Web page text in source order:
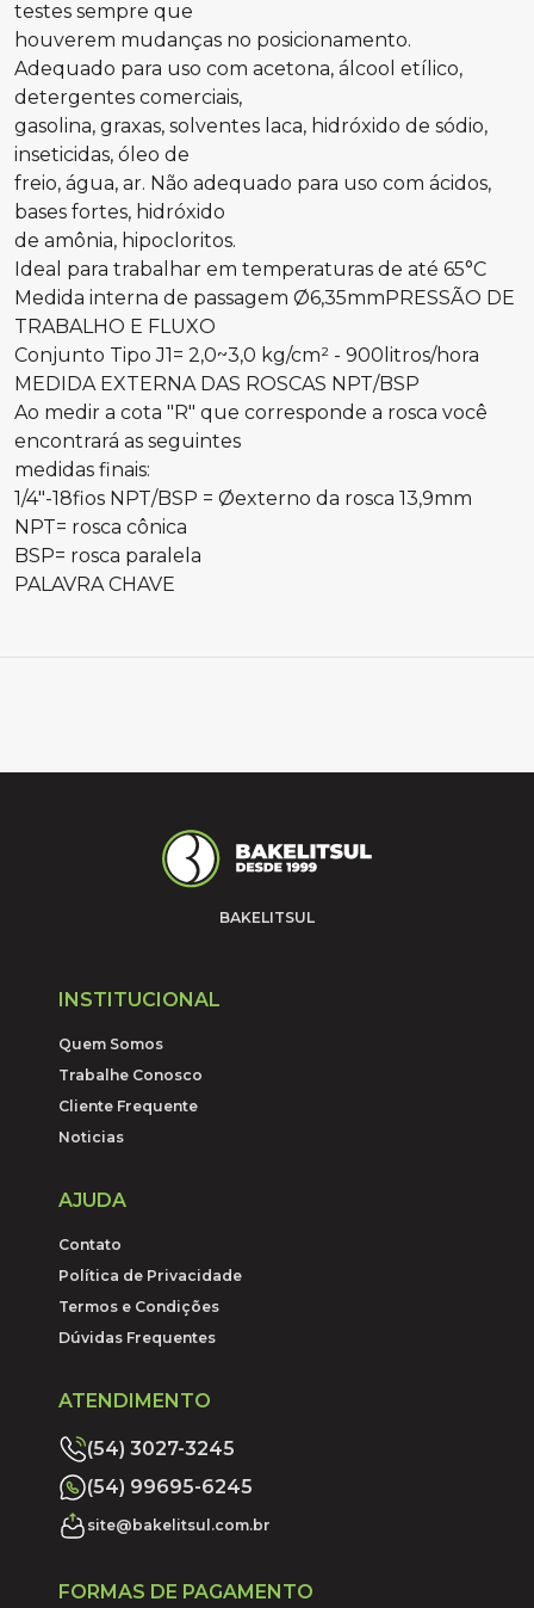
testes sempre que
houverem mudanças no posicionamento.
Adequado para uso com acetona, álcool etílico,
detergentes comerciais,
gasolina, graxas, solventes laca, hidróxido de sódio,
inseticidas, óleo de
freio, água, ar. Não adequado para uso com ácidos,
bases fortes, hidróxido
de amônia, hipocloritos.
Ideal para trabalhar em temperaturas de até 65°C
Medida interna de passagem Ø6,35mmPRESSÃO DE
TRABALHO E FLUXO
Conjunto Tipo J1= 2,0~3,0 kg/cm² - 900litros/hora
MEDIDA EXTERNA DAS ROSCAS NPT/BSP
Ao medir a cota "R" que corresponde a rosca você
encontrará as seguintes
medidas finais:
1/4"-18fios NPT/BSP = Øexterno da rosca 13,9mm
NPT= rosca cônica
BSP= rosca paralela
PALAVRA CHAVE
BAKELITSUL
INSTITUCIONAL
Quem Somos
Trabalhe Conosco
Cliente Frequente
Noticias
AJUDA
Contato
Política de Privacidade
Termos e Condições
Dúvidas Frequentes
ATENDIMENTO
(54) 3027-3245
(54) 99695-6245
site@bakelitsul.com.br
FORMAS DE PAGAMENTO